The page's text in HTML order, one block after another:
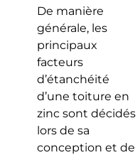
De manière
générale, les
principaux
facteurs
d’étanchéité
d’une toiture en
zinc sont décidés
lors de sa
conception et de